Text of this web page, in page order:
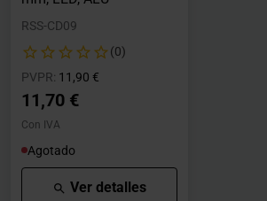
RSS-CD09
(0)
PVPR: Precio rebajado desde
11,90 €
11,70 €
Con IVA
Agotado
Ver detalles